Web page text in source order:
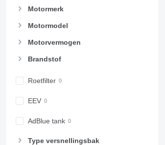
926
928
938
955
963
Motormerk
Motormodel
Motorvermogen
Brandstof
Roetfilter
EEV
AdBlue tank
Type versnellingsbak